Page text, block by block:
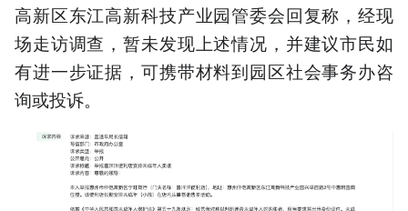
高新区东江高新科技产业园管委会回复称，经现
场走访调查，暂未发现上述情况，并建议市民如
有进一步证据，可携带材料到园区社会事务办咨
询或投诉。